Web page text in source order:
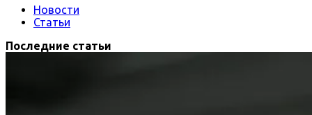
Новости
Статьи
Последние статьи